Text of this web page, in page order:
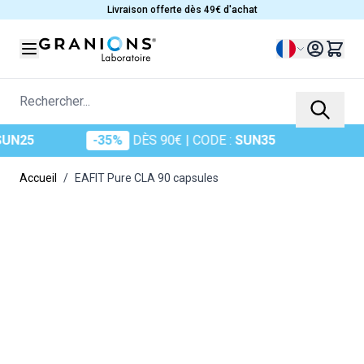
Livraison offerte dès 49€ d'achat
Langue
Rechercher...
DÈS 90€| CODE :SUN35
Accueil / EAFIT Pure CLA 90 capsules